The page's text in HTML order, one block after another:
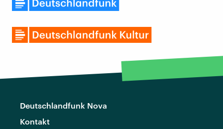
Deutschlandfunk Nova
Kontakt